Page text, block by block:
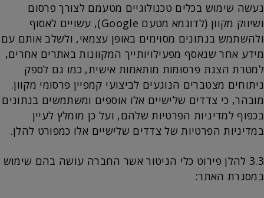
נעשה שימוש בכלים טכנולוגיים מטעמם לצורך פרסום
ושיווק מקוון (לדוגמא מטעם Google), עשויים לאסוף
ולהשתמש בנתונים מסוימים באופן עצמאי, ולשלב אותם עם
מידע אחר שנאסף מפעילויותייך המקוונות באתרים אחרים,
למטרת הצגת פרסומות מותאמות אישית, כמו גם לספק
ניתוחים מצטברים הנוגעים לביצועי קמפיין פרסומי מקוון.
מובהר, כי צדדים שלישיים אלו אוספים ומשתמשים בנתונים
בכפוף למדיניות הפרטיות שלהם, ועל כן מומלץ לעיין
במדיניות הפרטיות של צדדים שלישיים אלו כמפורט להלן.
3.3 להלן פירוט כלי הניטור אשר החברה עושה בהם שימוש
במסגרת האתר: